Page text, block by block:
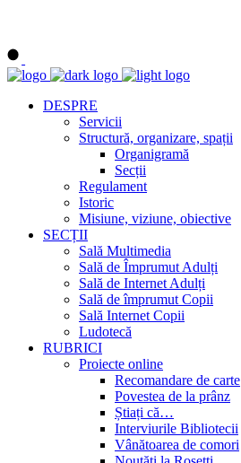
DESPRE
Servicii
Structură, organizare, spații
Organigramă
Secții
Regulament
Istoric
Misiune, viziune, obiective
SECȚII
Sală Multimedia
Sală de Împrumut Adulți
Sală de Internet Adulți
Sală de împrumut Copii
Sală Internet Copii
Ludotecă
RUBRICI
Proiecte online
Recomandare de carte
Povestea de la prânz
Știați că…
Interviurile Bibliotecii
Vânătoarea de comori